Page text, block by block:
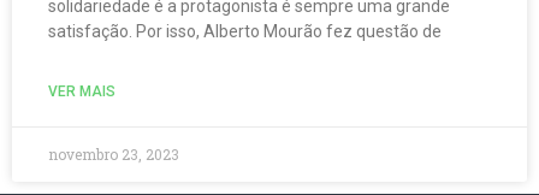
solidariedade é a protagonista é sempre uma grande
satisfação. Por isso, Alberto Mourão fez questão de
VER MAIS
novembro 23, 2023